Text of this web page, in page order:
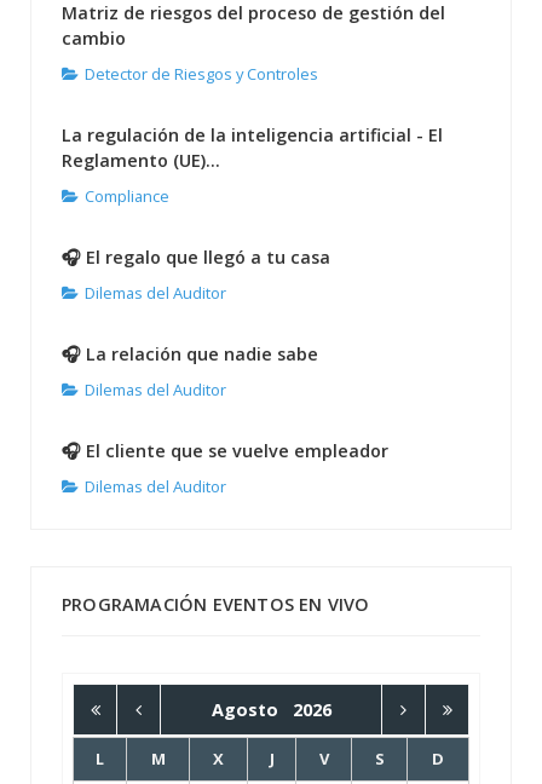
Matriz de riesgos del proceso de gestión del
cambio
Detector de Riesgos y Controles
La regulación de la inteligencia artificial - El
Reglamento (UE)...
Compliance
🎧 El regalo que llegó a tu casa
Dilemas del Auditor
🎧 La relación que nadie sabe
Dilemas del Auditor
🎧 El cliente que se vuelve empleador
Dilemas del Auditor
PROGRAMACIÓN EVENTOS EN VIVO
Agosto 2026
L M X J V S
D